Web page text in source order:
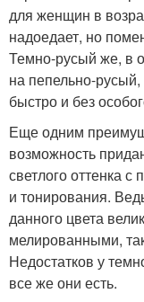
для женщин в
надоедает, но
Темно-русый же, в
на пепельно-
быстро и без
Еще одним
возможность
светлого оттенка
и тонирования.
данного цвета
мелированными,
Недостатков у
все же они есть.